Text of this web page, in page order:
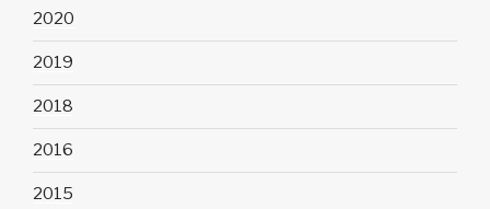
2020
2019
2018
2016
2015